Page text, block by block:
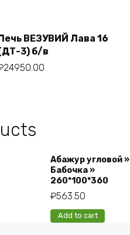
Add to cart
ВЕЗУВИЙ Лава 16
3) б/в
24950.00
Абажур угловой »
Бабочка »
260*100*360
₽563.50
Add to cart